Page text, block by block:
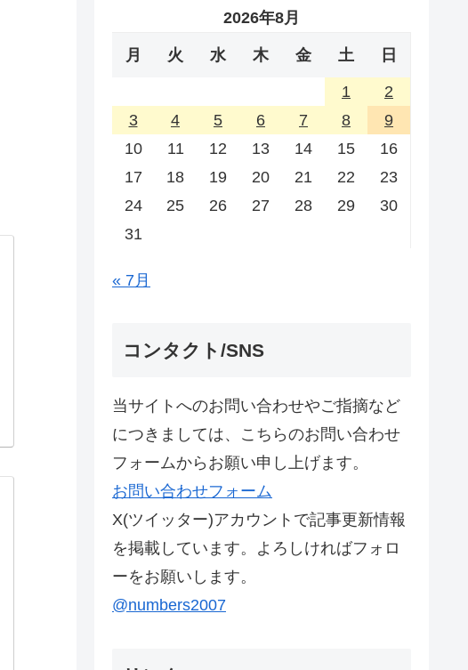
2026年8月
月 火 水 木 金 土 日
1
2
3
4 5 6 7 8
9
10
11 12 13 14 15
16
17
18 19 20 21 22
23
24
25 26 27 28 29
30
31
« 7月
コンタクト/SNS
当サイトへのお問い合わせやご指摘など
につきましては、こちらのお問い合わせ
フォームからお願い申し上げます。
お問い合わせフォーム
X(ツイッター)アカウントで記事更新情報
を掲載しています。よろしければフォロ
ーをお願いします。
@numbers2007